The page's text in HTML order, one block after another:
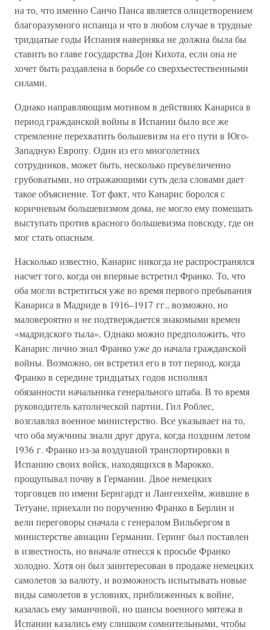
на то, что именно Санчо Панса является олицетворением
благоразумного испанца и что в любом случае в трудные
тридцатые годы Испания наверняка не должна была бы
ставить во главе государства Дон Кихота, если она не
хочет быть раздавлена в борьбе со сверхъестественными
силами.
Однако направляющим мотивом в действиях Канариса в
период гражданской войны в Испании было все же
стремление перехватить большевизм на его пути в Юго-
Западную Европу. Один из его многолетних
сотрудников, может быть, несколько преувеличенно
грубоватыми, но отражающими суть дела словами дает
такое объяснение. Тот факт, что Канарис боролся с
коричневым большевизмом дома, не могло ему помешать
выступать против красного большевизма повсюду, где он
мог стать опасным.
Насколько известно, Канарис никогда не распространялся
насчет того, когда он впервые встретил Франко. То, что
оба могли встретиться уже во время первого пребывания
Канариса в Мадриде в 1916–1917 гг., возможно, но
маловероятно и не подтверждается знакомыми времен
«мадридского тыла». Однако можно предположить, что
Канарис лично знал Франко уже до начала гражданской
войны. Возможно, он встретил его в тот период, когда
Франко в середине тридцатых годов исполнял
обязанности начальника генерального штаба. В то время
руководитель католической партии, Гил Роблес,
возглавлял военное министерство. Все указывает на то,
что оба мужчины знали друг друга, когда поздним летом
1936 г. Франко из-за воздушной транспортировки в
Испанию своих войск, находящихся в Марокко,
прощупывал почву в Германии. Двое немецких
торговцев по имени Бернгардт и Лангенхейм, жившие в
Тетуане, приехали по поручению Франко в Берлин и
вели переговоры сначала с генералом Вильбергом в
министерстве авиации Германии. Геринг был поставлен
в известность, но вначале отнесся к просьбе Франко
холодно. Хотя он был заинтересован в продаже немецких
самолетов за валюту, и возможность испытывать новые
виды самолетов в условиях, приближенных к войне,
казалась ему заманчивой, но шансы военного мятежа в
Испании казались ему слишком сомнительными, чтобы